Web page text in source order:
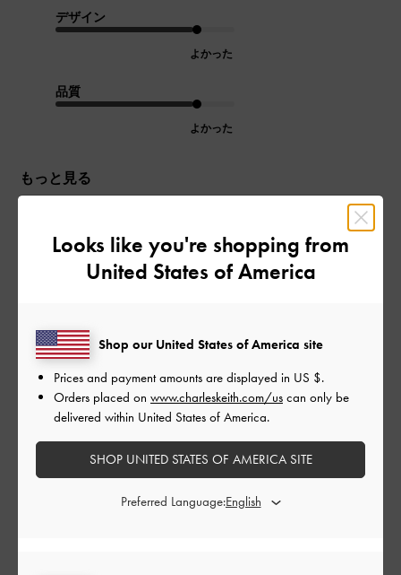
デザイン
よかった
品質
よかった
もっと見る
このレビューは役に立ちましたか？
0
ご利用者様
かわいい
まずとてもデザインが可愛いです。中にポーチが入っているの
で、荷物がぐちゃぐちゃになることもありません。14インチの
PCがギリギリ入るサイズです。
|
Looks like you're shopping from
United States of America
Shop our United States of America site
Prices and payment amounts are displayed in US $.
Orders placed on www.charleskeith.com/us can only be
delivered within United States of America.
SHOP UNITED STATES OF AMERICA SITE
Preferred Language: